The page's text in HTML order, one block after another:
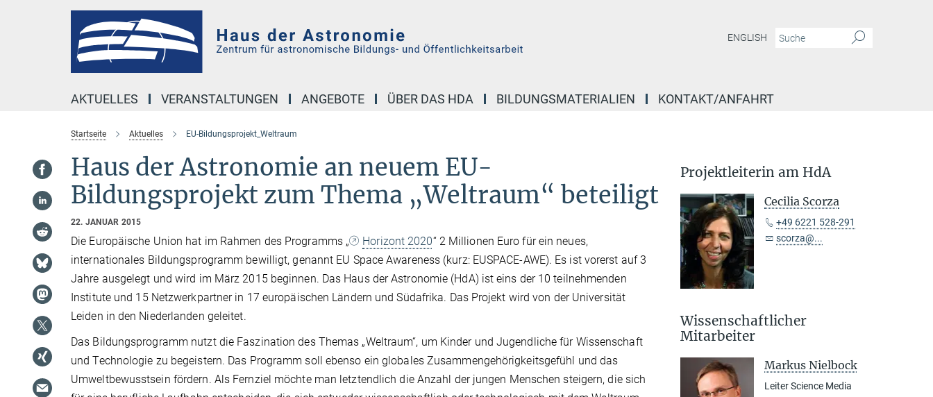
ENGLISH
AKTUELLES VERANSTALTUNGEN ANGEBOTE ÜBER DAS HDA BILDUNGSMATERIALIEN KONTAKT/ANFAHRT
Startseite Aktuelles EU-Bildungsprojekt_Weltraum
Haus der Astronomie an neuem EU-
Bildungsprojekt zum Thema „Weltraum“ beteiligt
22. JANUAR 2015
Die Europäische Union hat im Rahmen des Programms „ Horizont 2020“ 2 Millionen Euro für ein neues,
internationales Bildungsprogramm bewilligt, genannt EU Space Awareness (kurz: EUSPACE-AWE). Es ist vorerst auf 3
Jahre ausgelegt und wird im März 2015 beginnen. Das Haus der Astronomie (HdA) ist eins der 10 teilnehmenden
Institute und 15 Netzwerkpartner in 17 europäischen Ländern und Südafrika. Das Projekt wird von der Universität
Leiden in den Niederlanden geleitet.
Das Bildungsprogramm nutzt die Faszination des Themas „Weltraum“, um Kinder und Jugendliche für Wissenschaft
und Technologie zu begeistern. Das Programm soll ebenso ein globales Zusammengehörigkeitsgefühl und das
Umweltbewusstsein fördern. Als Fernziel möchte man letztendlich die Anzahl der jungen Menschen steigern, die sich
Projektleiterin am HdA
Cecilia Scorza
+49 6221 528-291
scorza@...
Wissenschaftlicher
Mitarbeiter
Markus Nielbock
Leiter Science Media